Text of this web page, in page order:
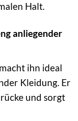
Halt.
anliegender
ihn ideal
Kleidung. Er
und sorgt